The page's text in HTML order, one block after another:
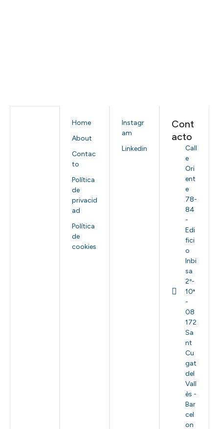
Home
About
Contac
to
Política
de
privacid
ad
Política
de
cookies
Instagr
am
Linkedin
Cont
acto
Call
e
Ori
ent
e
78-
84
-
Edi
fici
o
Inbi
sa
2º-
10ª
-
08
172
Sa
nt
Cu
gat
del
Vall
ès -
Bar
cel
on